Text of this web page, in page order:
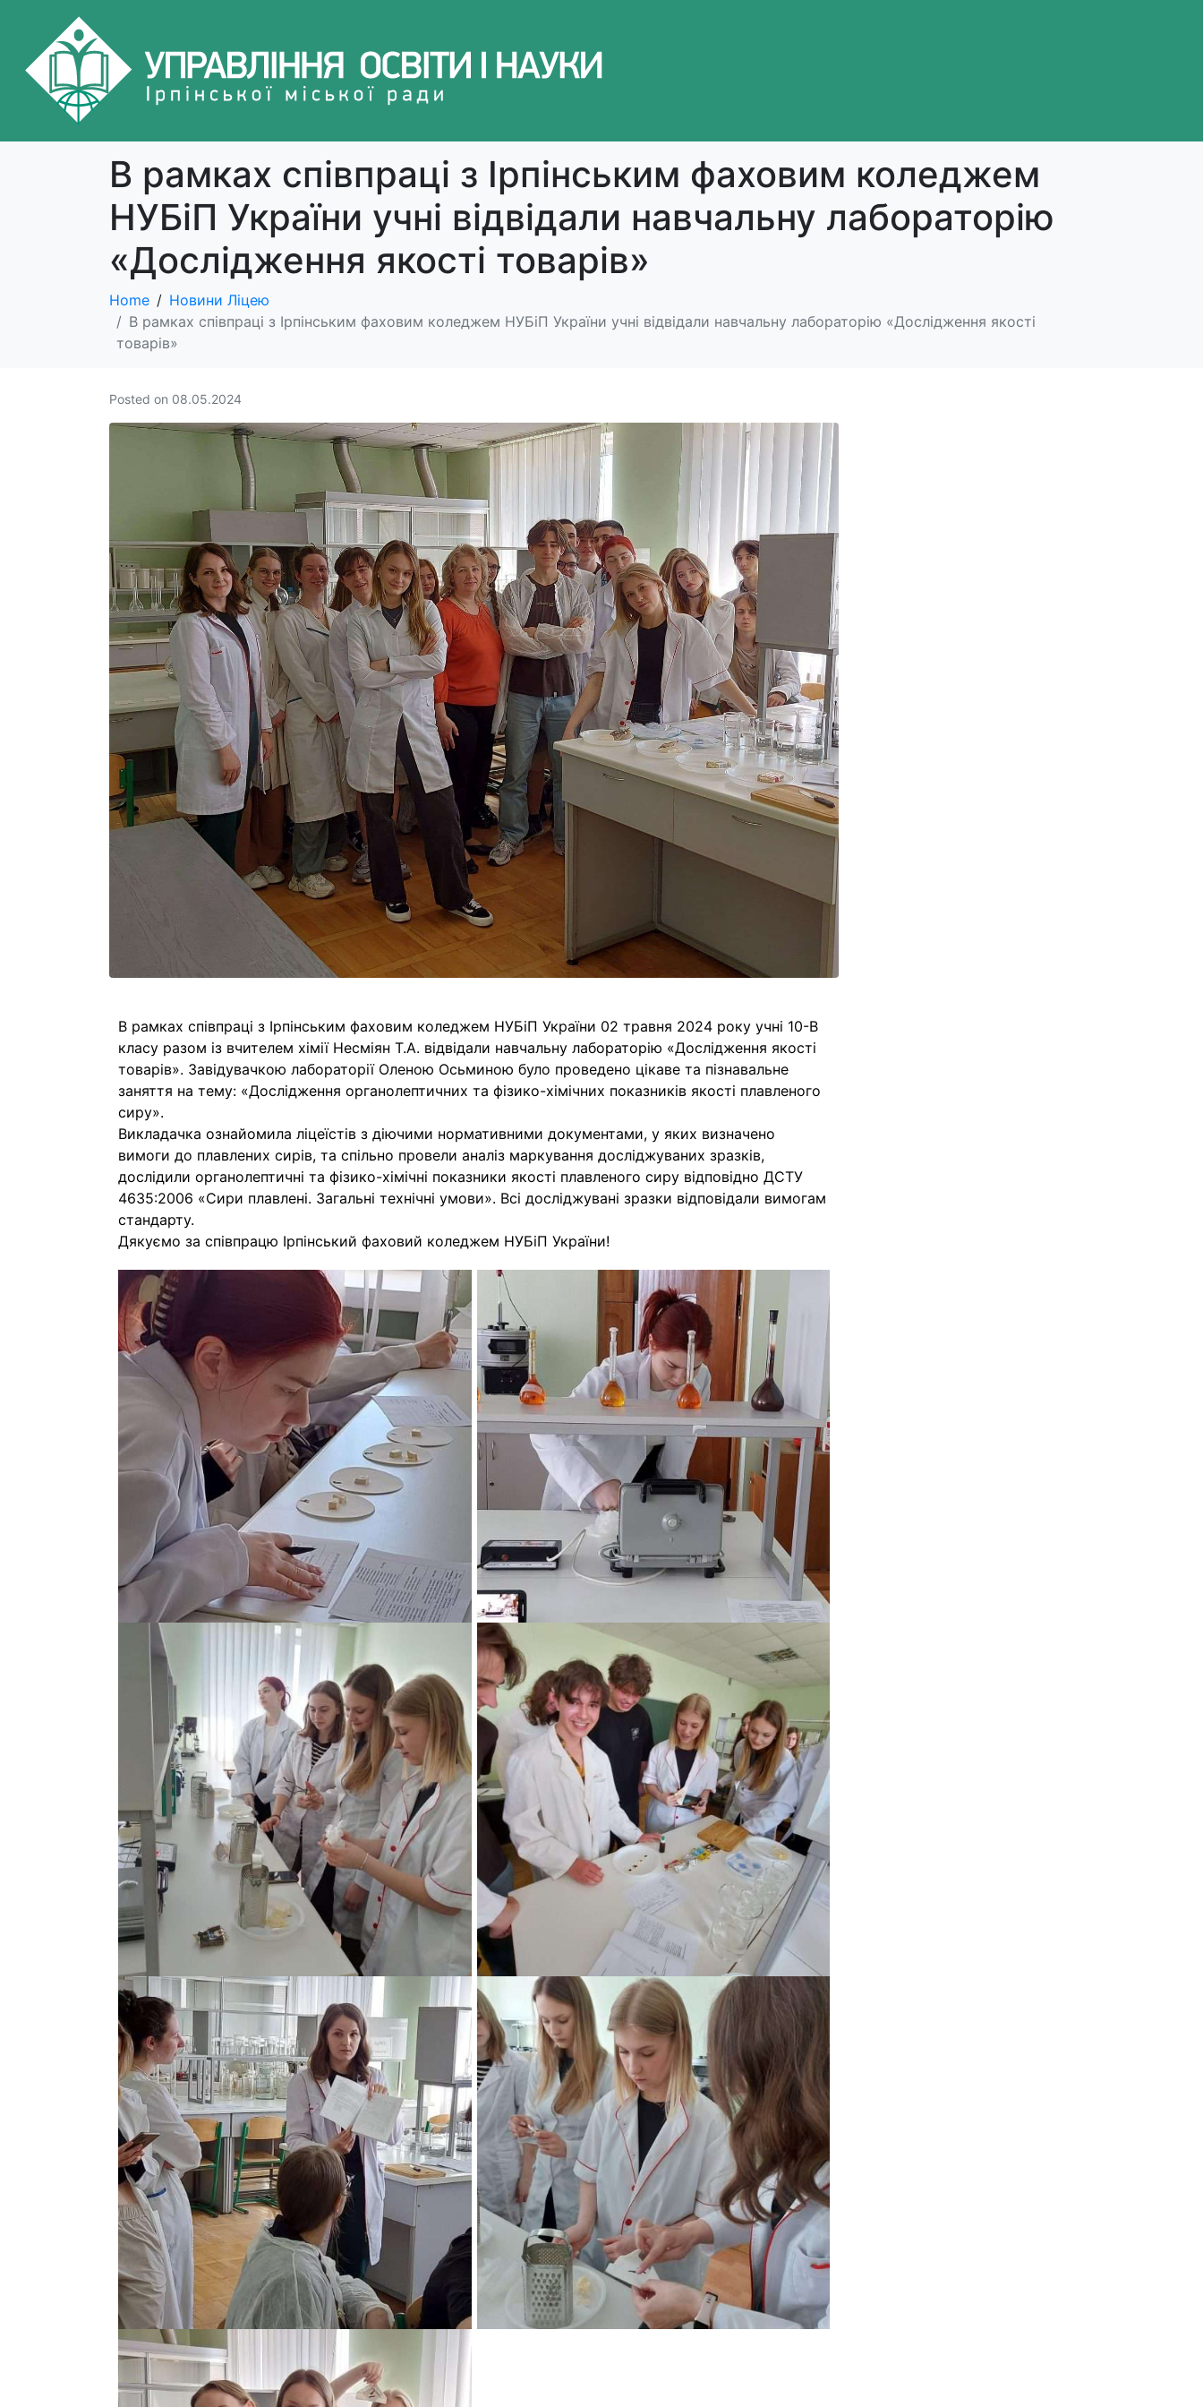
В рамках співпраці з Ірпінським фаховим коледжем
НУБіП України учні відвідали навчальну лабораторію
«Дослідження якості товарів»
Home
Новини Ліцею
В рамках співпраці з Ірпінським фаховим коледжем НУБіП України учні відвідали навчальну лабораторію «Дослідження якості
товарів»
Posted on 08.05.2024
В рамках співпраці з Ірпінським фаховим коледжем НУБіП України 02 травня 2024 року учні 10-В
класу разом із вчителем хімії Несміян Т.А. відвідали навчальну лабораторію «Дослідження якості
товарів». Завідувачкою лабораторії Оленою Осьминою було проведено цікаве та пізнавальне
заняття на тему: «Дослідження органолептичних та фізико-хімічних показників якості плавленого
сиру».
Викладачка ознайомила ліцеїстів з діючими нормативними документами, у яких визначено
вимоги до плавлених сирів, та спільно провели аналіз маркування досліджуваних зразків,
дослідили органолептичні та фізико-хімічні показники якості плавленого сиру відповідно ДСТУ
4635:2006 «Сири плавлені. Загальні технічні умови». Всі досліджувані зразки відповідали вимогам
стандарту.
Дякуємо за співпрацю Ірпінський фаховий коледжем НУБіП України!